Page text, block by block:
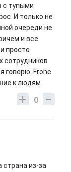
с тупыми
.И только не
очереди не
и все
просто
сотрудников
говорю .Frohe
к людям.
0
страна из-за